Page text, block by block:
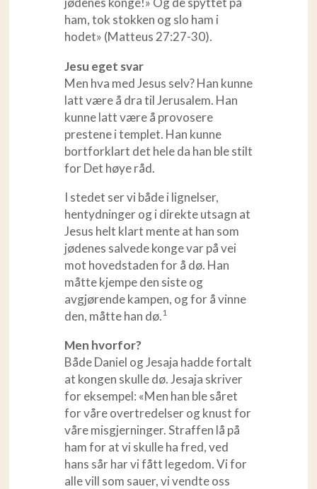
ham, tok stokken og slo ham i
hodet» (Matteus 27:27-30).
Jesu eget svar
Men hva med Jesus selv? Han kunne
latt være å dra til Jerusalem. Han
kunne latt være å provosere
prestene i templet. Han kunne
bortforklart det hele da han ble stilt
for Det høye råd.
I stedet ser vi både i lignelser,
hentydninger og i direkte utsagn at
Jesus helt klart mente at han som
jødenes salvede konge var på vei
mot hovedstaden for å dø. Han
måtte kjempe den siste og
avgjørende kampen, og for å vinne
den, måtte han dø.1
Men hvorfor?
Både Daniel og Jesaja hadde fortalt
at kongen skulle dø. Jesaja skriver
for eksempel: «Men han ble såret
for våre overtredelser og knust for
våre misgjerninger. Straffen lå på
ham for at vi skulle ha fred, ved
hans sår har vi fått legedom. Vi for
alle vill som sauer, vi vendte oss